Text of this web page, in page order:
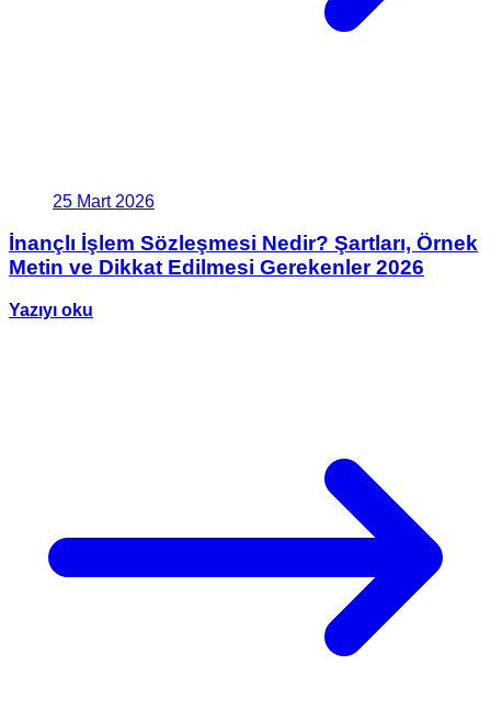
25 Mart 2026
İnançlı İşlem Sözleşmesi Nedir? Şartları, Örnek
Metin ve Dikkat Edilmesi Gerekenler 2026
Yazıyı oku